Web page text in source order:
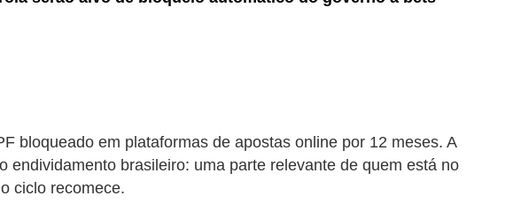
bloqueado em plataformas de apostas online por 12 meses. A
brasileiro: uma parte relevante de quem está no
ciclo recomece.